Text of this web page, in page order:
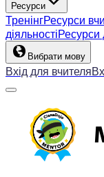
Ресурси
ТренінгРесурси
діяльностіРесурси
Вибрати мову
Вхід для вчителя